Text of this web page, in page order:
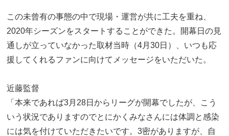
この未曾有の事態の中で現場・運営が共に工夫を重ね、
2020年シーズンをスタートすることができた。開幕日の見
通しが立っていなかった取材当時（4月30日）、いつも応
援してくれるファンに向けてメッセージをいただいた。
近藤監督
「本来であれば3月28日からリーグが開幕でしたが、こう
いう状況でありますのでとにかくみなさんには体調と感染
には気を付けていただきたいです。3密がありますが、自